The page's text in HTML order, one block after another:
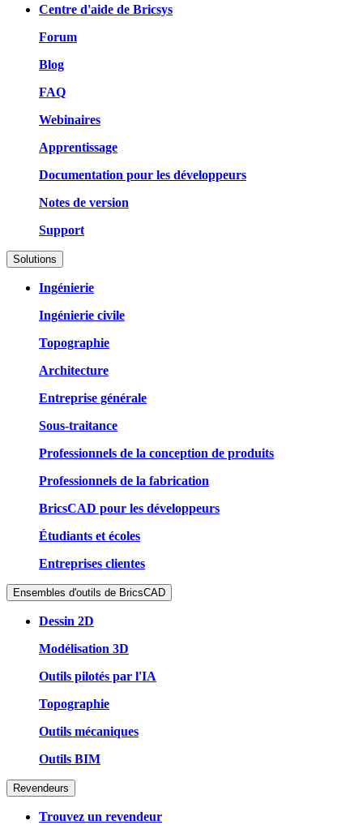
Centre d'aide de Bricsys
Forum
Blog
FAQ
Webinaires
Apprentissage
Documentation pour les développeurs
Notes de version
Support
Solutions
Ingénierie
Ingénierie civile
Topographie
Architecture
Entreprise générale
Sous-traitance
Professionnels de la conception de produits
Professionnels de la fabrication
BricsCAD pour les développeurs
Étudiants et écoles
Entreprises clientes
Ensembles d'outils de BricsCAD
Dessin 2D
Modélisation 3D
Outils pilotés par l'IA
Topographie
Outils mécaniques
Outils BIM
Revendeurs
Trouvez un revendeur